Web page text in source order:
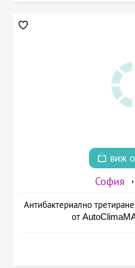
виж
София
Антибактериално
от